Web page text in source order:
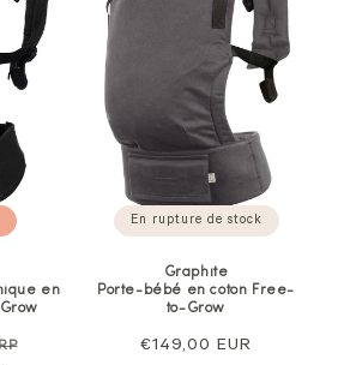
en
En rupture de stock
Graphite
Porte-bébé en coton Free-
to-Grow
Prix
€149,00 EUR